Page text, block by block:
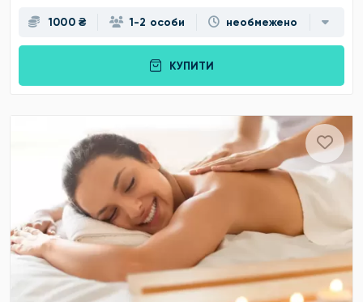
1000 ₴ 1-2 особи необмежено
КУПИТИ